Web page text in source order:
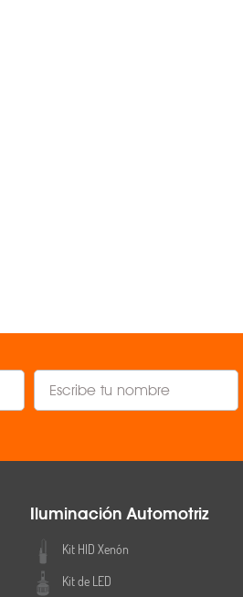
Iluminación Automotriz
Kit HID Xenón
Kit de LED